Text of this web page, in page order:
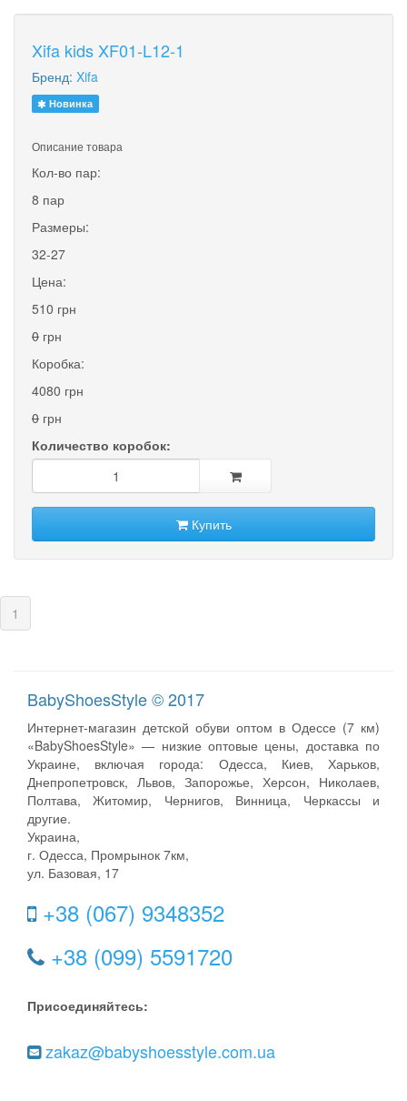
Xifa kids XF01-L12-1
Бренд: Xifa
Новинка
Описание товара
Кол-во пар:
8 пар
Размеры:
32-27
Цена:
510 грн
0 грн
Коробка:
4080 грн
0 грн
Количество коробок:
Купить
1
BabyShoesStyle © 2017
Интернет-магазин детской обуви оптом в Одессе (7 км)
«BabyShoesStyle» — низкие оптовые цены, доставка по
Украине, включая города: Одесса, Киев, Харьков,
Днепропетровск, Львов, Запорожье, Херсон, Николаев,
Полтава, Житомир, Чернигов, Винница, Черкассы и
другие.
Украина,
г. Одесса, Промрынок 7км,
ул. Базовая, 17
+38 (067) 9348352
+38 (099) 5591720
Присоединяйтесь:
zakaz@babyshoesstyle.com.ua